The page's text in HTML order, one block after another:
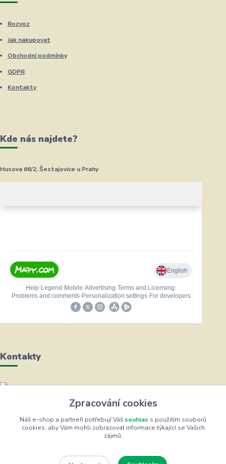
Rozvoz
Jak nakupovat
Obchodní podmínky
GDPR
Kontakty
Kde nás najdete?
Husova 66/2, Šestajovice u Prahy
Kontakty
Helena Bayerová
+420 604 711 491
(Po-Čt, 8-16 hod.)
Zpracování cookies
Náš e-shop a partneři potřebují Váš souhlas s použitím souborů
cookies, aby Vám mohli zobrazovat informace týkající se Vašich
zájmů.